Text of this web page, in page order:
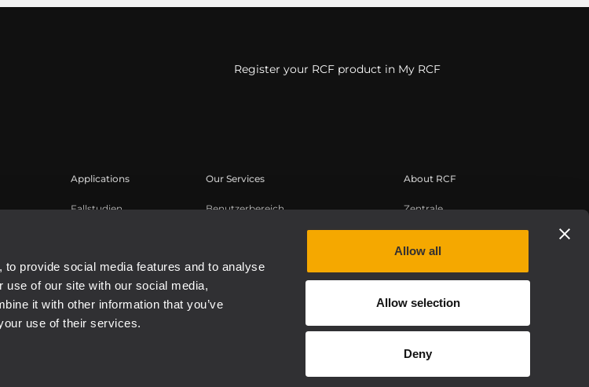
provide social media features and to analyse
use of our site with our social media,
it with other information that you’ve
use of their services.
Allow all
Allow selection
Deny
Register your RCF product in My RCF
Applications
Fallstudien
Our Services
Benutzerbereich
Aufgezeichnete Webinare
About RCF
Zentrale
Regionale Geschäftsstellen
Arbeiten Sie mit uns zusammen
News
Etica, Compliance e Integrità